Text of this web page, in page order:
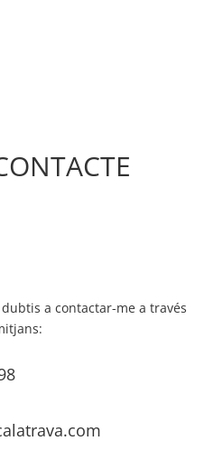
a contactar-me a través